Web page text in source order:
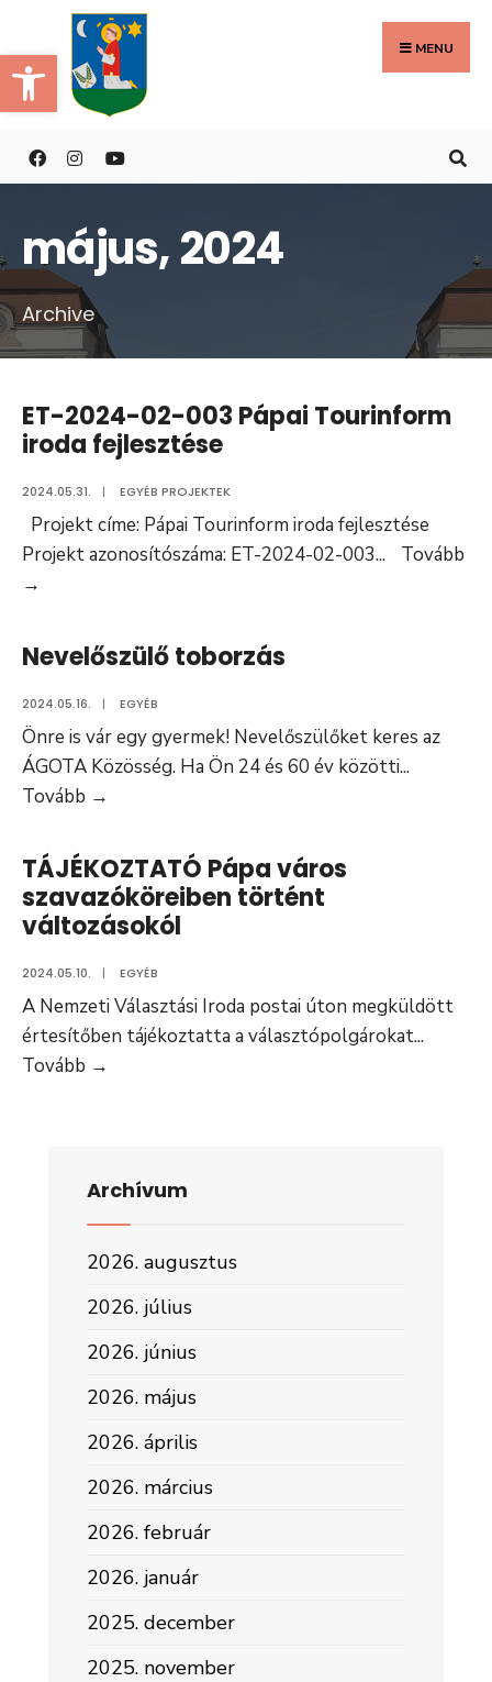
Eszköztár megnyitása
to
content
MENU
május, 2024
Archive
ET-2024-02-003 Pápai Tourinform
iroda fejlesztése
2024.05.31. | EGYÉB PROJEKTEK
​Projekt címe: Pápai Tourinform iroda fejlesztése
Projekt azonosítószáma: ET-2024-02-003...
Tovább
→
003
Pápai
Tourinform
iroda
fejlesztése
Nevelőszülő toborzás
2024.05.16. | EGYÉB
Önre is vár egy gyermek! Nevelőszülőket keres az
ÁGOTA Közösség. Ha Ön 24 és 60 év közötti...
Tovább →
TÁJÉKOZTATÓ Pápa város
szavazóköreiben történt
változásokól
2024.05.10. | EGYÉB
A Nemzeti Választási Iroda postai úton megküldött
értesítőben tájékoztatta a választópolgárokat...
Tovább →
történt
Archívum
2026. augusztus
2026. július
2026. június
2026. május
2026. április
2026. március
2026. február
2026. január
2025. december
2025. november
Search